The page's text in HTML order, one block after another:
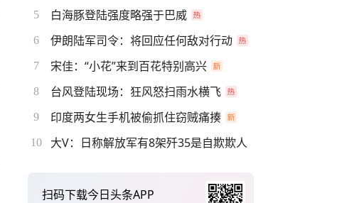
5 白海豚登陆强度略强于巴威
6 伊朗陆军司令：将回应任何敌对行动
7 宋佳：“小花”来到百花特别高兴
8 台风登陆现场：狂风怒扫雨水横飞
9 印度两女生手机被偷抓住窃贼痛揍
10 大V：日称解放军有8架歼35是自欺欺人
扫码下载今日头条APP